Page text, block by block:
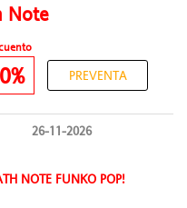
Note
PREVENTA
26-11-2026
NOTE FUNKO POP!